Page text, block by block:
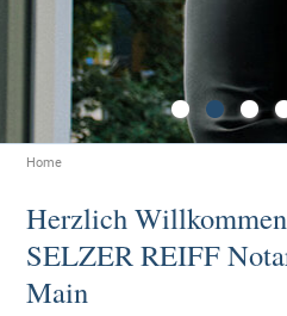
Home
Herzlich
SELZER REIFF
Main